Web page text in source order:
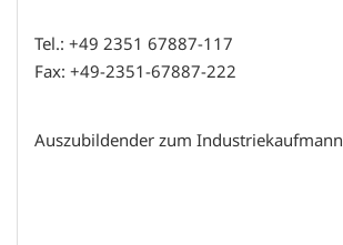
Tel.: +49 2351 67887-117
Fax: +49-2351-67887-222
Auszubildender zum Industriekaufmann